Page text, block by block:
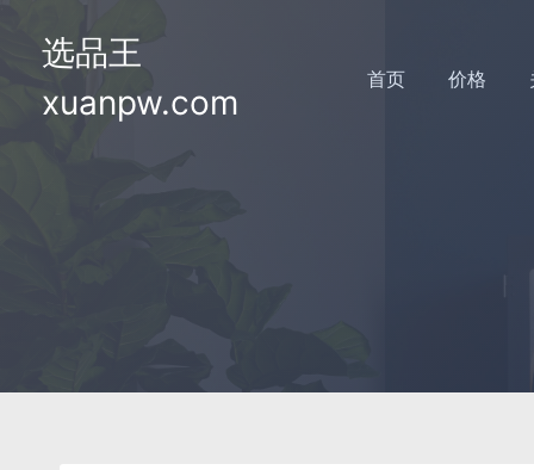
选品王
xuanpw.com
首页 价格